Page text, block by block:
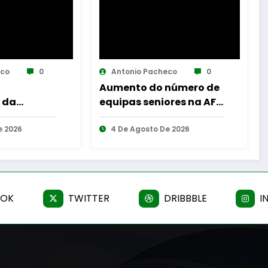
de
na AF
2026
Antonio Pacheco
Guarda desafia
amantes do BTT na
mítica Invernal Cidade
da Guarda
5 De Agosto De 2026
TWITTER DRIBBBLE